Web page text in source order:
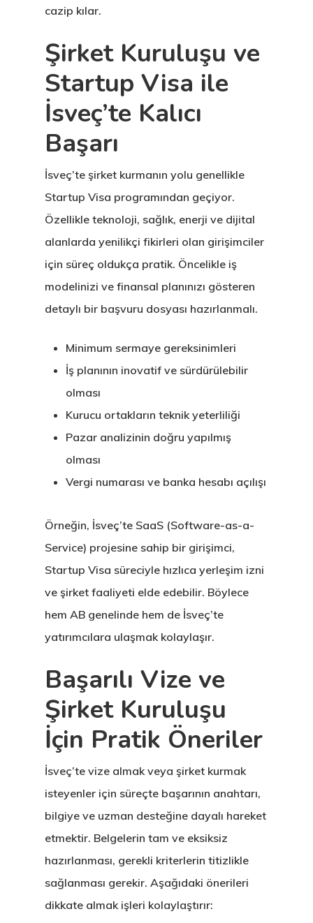
cazip kılar.
Şirket Kuruluşu ve
Startup Visa ile
İsveç’te Kalıcı
Başarı
İsveç’te şirket kurmanın yolu genellikle
Startup Visa programından geçiyor.
Özellikle teknoloji, sağlık, enerji ve dijital
alanlarda yenilikçi fikirleri olan girişimciler
için süreç oldukça pratik. Öncelikle iş
modelinizi ve finansal planınızı gösteren
detaylı bir başvuru dosyası hazırlanmalı.
Minimum sermaye gereksinimleri
İş planının inovatif ve sürdürülebilir
olması
Kurucu ortakların teknik yeterliliği
Pazar analizinin doğru yapılmış
olması
Vergi numarası ve banka hesabı açılışı
Örneğin, İsveç’te SaaS (Software-as-a-
Service) projesine sahip bir girişimci,
Startup Visa süreciyle hızlıca yerleşim izni
ve şirket faaliyeti elde edebilir. Böylece
hem AB genelinde hem de İsveç’te
yatırımcılara ulaşmak kolaylaşır.
Başarılı Vize ve
Şirket Kuruluşu
İçin Pratik Öneriler
İsveç’te vize almak veya şirket kurmak
isteyenler için süreçte başarının anahtarı,
bilgiye ve uzman desteğine dayalı hareket
etmektir. Belgelerin tam ve eksiksiz
hazırlanması, gerekli kriterlerin titizlikle
sağlanması gerekir. Aşağıdaki önerileri
dikkate almak işleri kolaylaştırır:
Estonya
Kuruluşu
Estonya
EU Temporary
Residence
– Startup Visa
Programs
Finladiya
Finlandiya
İletişim
İngiltere
Letonya
Letonya
Vize Programı
Veri Politikası
Yunanistan
Gayrimenkul
Oturma İzni –
Golden Visa